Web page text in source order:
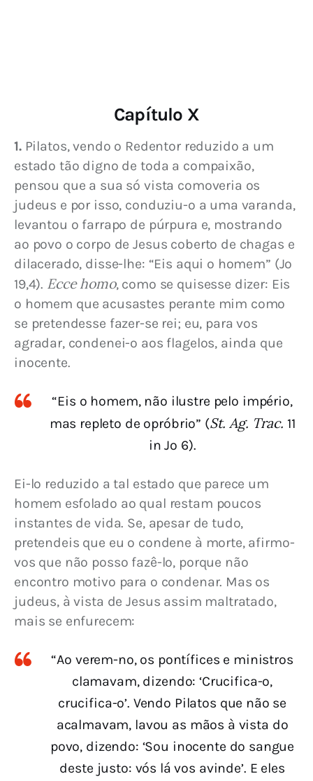
Capítulo X
1. Pilatos, vendo o Redentor reduzido a um
estado tão digno de toda a compaixão,
pensou que a sua só vista comoveria os
judeus e por isso, conduziu-o a uma varanda,
levantou o farrapo de púrpura e, mostrando
ao povo o corpo de Jesus coberto de chagas e
dilacerado, disse-lhe: “Eis aqui o homem” (Jo
19,4). Ecce homo, como se quisesse dizer: Eis
o homem que acusastes perante mim como
se pretendesse fazer-se rei; eu, para vos
agradar, condenei-o aos flagelos, ainda que
inocente.
“Eis o homem, não ilustre pelo império,
mas repleto de opróbrio” (St. Ag. Trac. 11
in Jo 6).
Ei-lo reduzido a tal estado que parece um
homem esfolado ao qual restam poucos
instantes de vida. Se, apesar de tudo,
pretendeis que eu o condene à morte, afirmo-
vos que não posso fazê-lo, porque não
encontro motivo para o condenar. Mas os
judeus, à vista de Jesus assim maltratado,
mais se enfurecem:
“Ao verem-no, os pontífices e ministros
clamavam, dizendo: ‘Crucifica-o,
crucifica-o’. Vendo Pilatos que não se
acalmavam, lavou as mãos à vista do
povo, dizendo: ‘Sou inocente do sangue
deste justo: vós lá vos avinde’. E eles